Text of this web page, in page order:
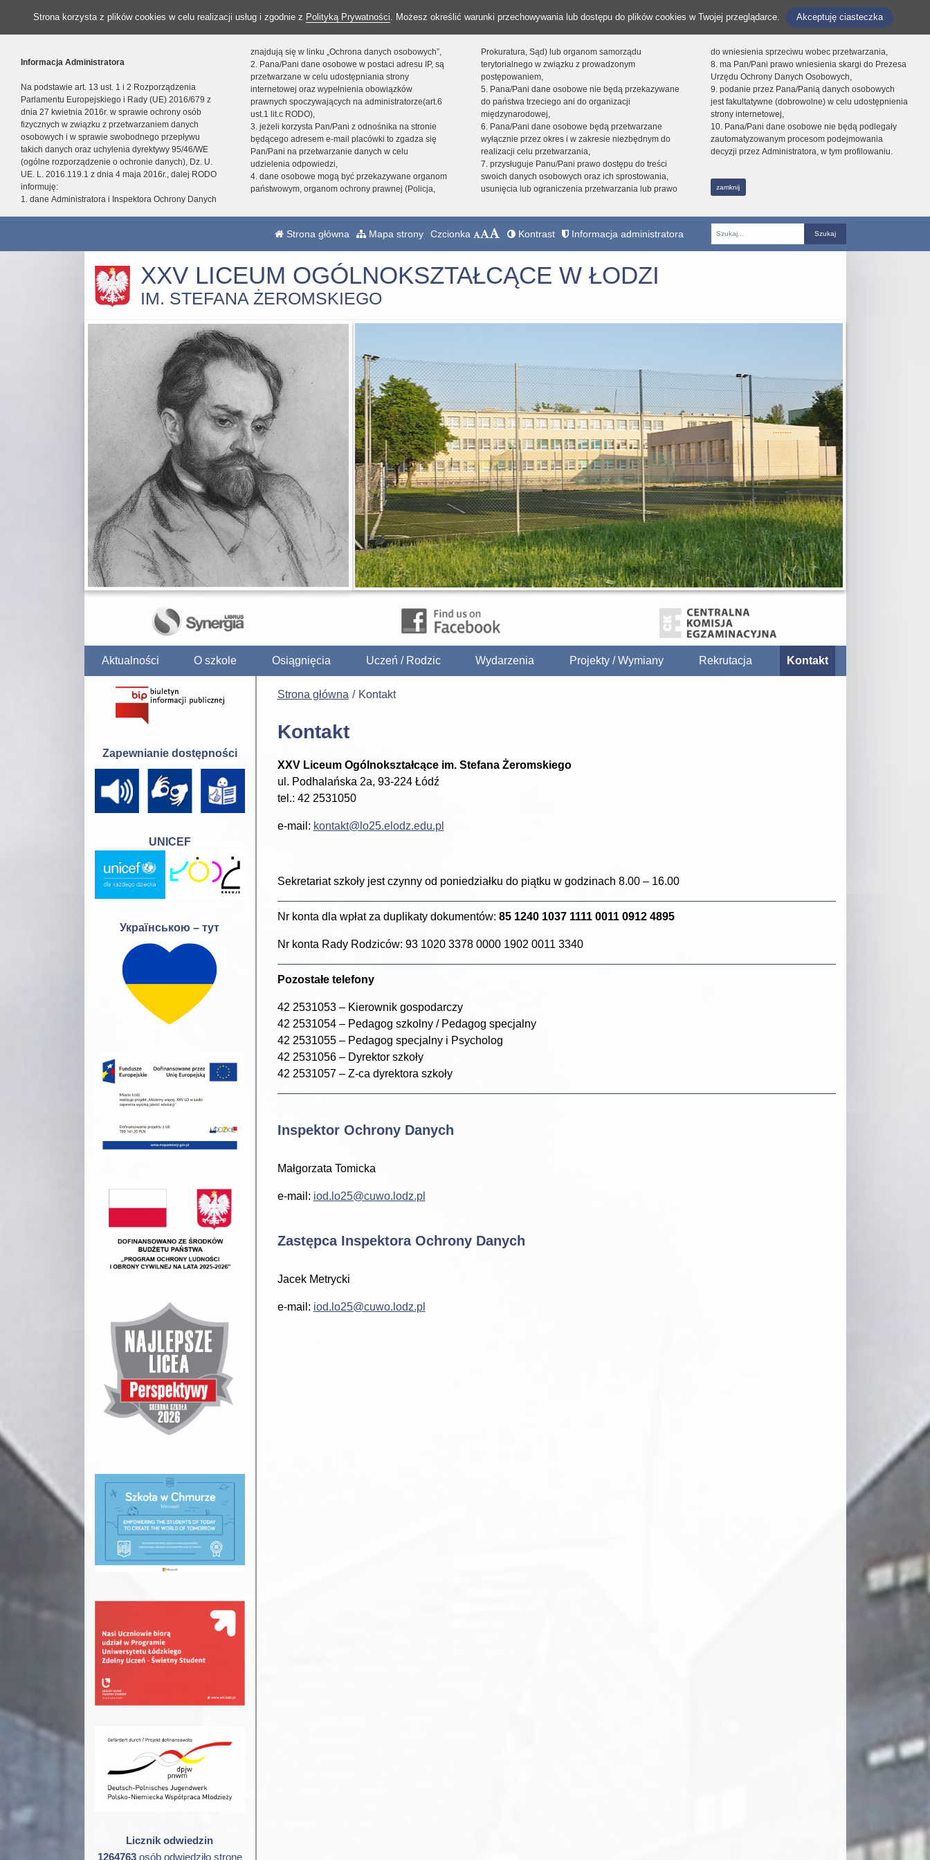
Strona korzysta z plików cookies w celu realizacji usług i zgodnie z Polityką Prywatności. Możesz określić warunki przechowywania lub dostępu do plików cookies w Twojej przeglądarce. Akceptuję ciasteczka
Informacja Administratora
Na podstawie art. 13 ust. 1 i 2 Rozporządzenia
Parlamentu Europejskiego i Rady (UE) 2016/679 z
dnia 27 kwietnia 2016r. w sprawie ochrony osób
fizycznych w związku z przetwarzaniem danych
osobowych i w sprawie swobodnego przepływu
takich danych oraz uchylenia dyrektywy 95/46/WE
(ogólne rozporządzenie o ochronie danych), Dz. U.
UE. L. 2016.119.1 z dnia 4 maja 2016r., dalej RODO
informuję:
1. dane Administratora i Inspektora Ochrony Danych
znajdują się w linku „Ochrona danych osobowych”,
2. Pana/Pani dane osobowe w postaci adresu IP, są
przetwarzane w celu udostępniania strony
internetowej oraz wypełnienia obowiązków
prawnych spoczywających na administratorze(art.6
ust.1 lit.c RODO),
3. jeżeli korzysta Pan/Pani z odnośnika na stronie
będącego adresem e-mail placówki to zgadza się
Pan/Pani na przetwarzanie danych w celu
udzielenia odpowiedzi,
4. dane osobowe mogą być przekazywane organom
państwowym, organom ochrony prawnej (Policja,
Prokuratura, Sąd) lub organom samorządu
terytorialnego w związku z prowadzonym
postępowaniem,
5. Pana/Pani dane osobowe nie będą przekazywane
do państwa trzeciego ani do organizacji
międzynarodowej,
6. Pana/Pani dane osobowe będą przetwarzane
wyłącznie przez okres i w zakresie niezbędnym do
realizacji celu przetwarzania,
7. przysługuje Panu/Pani prawo dostępu do treści
swoich danych osobowych oraz ich sprostowania,
usunięcia lub ograniczenia przetwarzania lub prawo
do wniesienia sprzeciwu wobec przetwarzania,
8. ma Pan/Pani prawo wniesienia skargi do Prezesa
Urzędu Ochrony Danych Osobowych,
9. podanie przez Pana/Panią danych osobowych
jest fakultatywne (dobrowolne) w celu udostępnienia
strony internetowej,
10. Pana/Pani dane osobowe nie będą podlegały
zautomatyzowanym procesom podejmowania
decyzji przez Administratora, w tym profilowaniu.
zamknij
Strona główna Mapa strony Czcionka Kontrast Informacja administratora
Fraza
XXV LICEUM OGÓLNOKSZTAŁCĄCE W ŁODZI
IM. STEFANA ŻEROMSKIEGO
Aktualności O szkole Osiągnięcia Uczeń / Rodzic Wydarzenia Projekty / Wymiany Rekrutacja Kontakt
Strona główna Kontakt
Kontakt
XXV Liceum Ogólnokształcące im. Stefana Żeromskiego
ul. Podhalańska 2a, 93-224 Łódź
tel.: 42 2531050
e-mail: kontakt@lo25.elodz.edu.pl
Sekretariat szkoły jest czynny od poniedziałku do piątku w godzinach 8.00 – 16.00
Nr konta dla wpłat za duplikaty dokumentów: 85 1240 1037 1111 0011 0912 4895
Nr konta Rady Rodziców: 93 1020 3378 0000 1902 0011 3340
Pozostałe telefony
42 2531053 – Kierownik gospodarczy
42 2531054 – Pedagog szkolny / Pedagog specjalny
42 2531055 – Pedagog specjalny i Psycholog
42 2531056 – Dyrektor szkoły
42 2531057 – Z-ca dyrektora szkoły
Inspektor Ochrony Danych
Małgorzata Tomicka
e-mail: iod.lo25@cuwo.lodz.pl
Zastępca Inspektora Ochrony Danych
Jacek Metrycki
e-mail: iod.lo25@cuwo.lodz.pl
Zapewnianie dostępności
UNICEF
Українською – тут
Licznik odwiedzin
1264763osób odwiedziło stronę